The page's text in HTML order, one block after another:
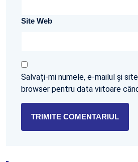
Site Web
Salvați-mi numele, e-mailul și
browser pentru data viitoare